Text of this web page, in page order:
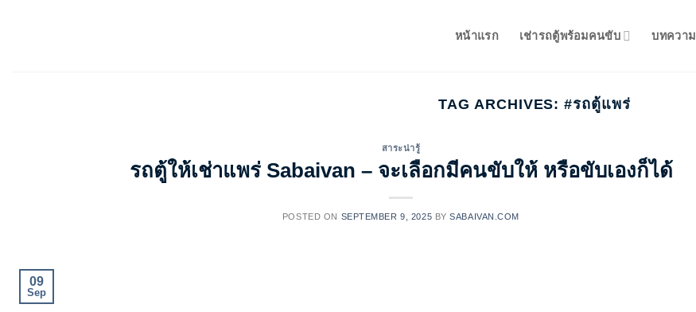
หน้าแรก เช่ารถตู้พร้อมคนขับ บทความ
TAG ARCHIVES:#รถตู้แพร่
สาระน่ารู้
รถตู้ให้เช่าแพร่ Sabaivan – จะเลือกมีคนขับให้ หรือขับเองก็ได้
POSTED ON SEPTEMBER 9, 2025 BYSABAIVAN.COM
09
Sep